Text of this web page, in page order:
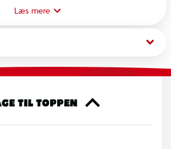
der får enhver lille bilentusiast
stjerne på racerbanen. Perfekt til
eller leg derhjemme, hvor
Kostumet er behageligt at have på og
så dit barn hurtigt kan komme ud på
Læs mere
keyboard_arrow_down
TIL TOPPEN